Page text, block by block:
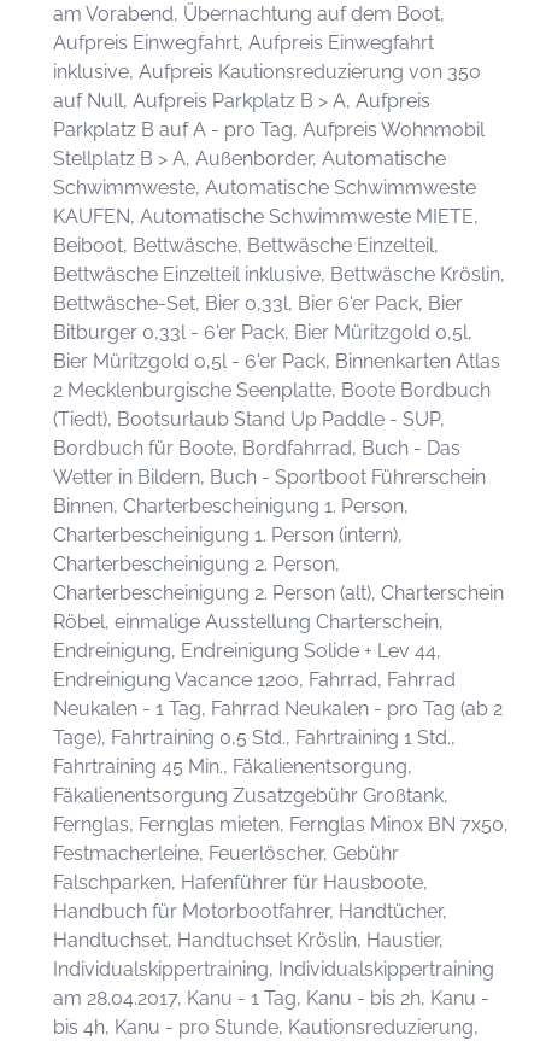
am Vorabend, Übernachtung auf dem Boot,
Aufpreis Einwegfahrt, Aufpreis Einwegfahrt
inklusive, Aufpreis Kautionsreduzierung von 350
auf Null, Aufpreis Parkplatz B > A, Aufpreis
Parkplatz B auf A - pro Tag, Aufpreis Wohnmobil
Stellplatz B > A, Außenborder, Automatische
Schwimmweste, Automatische Schwimmweste
KAUFEN, Automatische Schwimmweste MIETE,
Beiboot, Bettwäsche, Bettwäsche Einzelteil,
Bettwäsche Einzelteil inklusive, Bettwäsche Kröslin,
Bettwäsche-Set, Bier 0,33l, Bier 6'er Pack, Bier
Bitburger 0,33l - 6'er Pack, Bier Müritzgold 0,5l,
Bier Müritzgold 0,5l - 6'er Pack, Binnenkarten Atlas
2 Mecklenburgische Seenplatte, Boote Bordbuch
(Tiedt), Bootsurlaub Stand Up Paddle - SUP,
Bordbuch für Boote, Bordfahrrad, Buch - Das
Wetter in Bildern, Buch - Sportboot Führerschein
Binnen, Charterbescheinigung 1. Person,
Charterbescheinigung 1. Person (intern),
Charterbescheinigung 2. Person,
Charterbescheinigung 2. Person (alt), Charterschein
Röbel, einmalige Ausstellung Charterschein,
Endreinigung, Endreinigung Solide + Lev 44,
Endreinigung Vacance 1200, Fahrrad, Fahrrad
Neukalen - 1 Tag, Fahrrad Neukalen - pro Tag (ab 2
Tage), Fahrtraining 0,5 Std., Fahrtraining 1 Std.,
Fahrtraining 45 Min., Fäkalienentsorgung,
Fäkalienentsorgung Zusatzgebühr Großtank,
Fernglas, Fernglas mieten, Fernglas Minox BN 7x50,
Festmacherleine, Feuerlöscher, Gebühr
Falschparken, Hafenführer für Hausboote,
Handbuch für Motorbootfahrer, Handtücher,
Handtuchset, Handtuchset Kröslin, Haustier,
Individualskippertraining, Individualskippertraining
am 28.04.2017, Kanu - 1 Tag, Kanu - bis 2h, Kanu -
bis 4h, Kanu - pro Stunde, Kautionsreduzierung,